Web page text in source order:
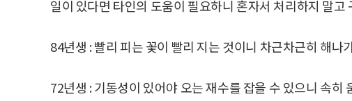
일이 있다면 타인의 도움이 필요하니 혼자서 처리하지 말
84년생 : 빨리 피는 꽃이 빨리 지는 것이니 차근차근히 해나
72년생 : 기동성이 있어야 오는 재수를 잡을 수 있으니 속히